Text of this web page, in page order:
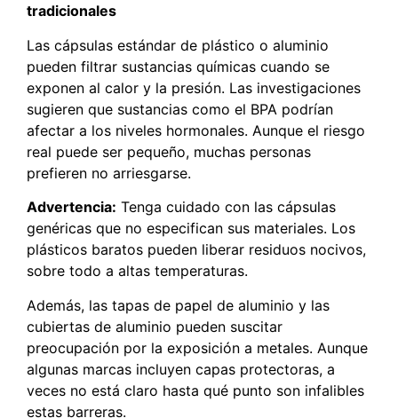
tradicionales
Las cápsulas estándar de plástico o aluminio
pueden filtrar sustancias químicas cuando se
exponen al calor y la presión. Las investigaciones
sugieren que sustancias como el BPA podrían
afectar a los niveles hormonales. Aunque el riesgo
real puede ser pequeño, muchas personas
prefieren no arriesgarse.
Advertencia: Tenga cuidado con las cápsulas
genéricas que no especifican sus materiales. Los
plásticos baratos pueden liberar residuos nocivos,
sobre todo a altas temperaturas.
Además, las tapas de papel de aluminio y las
cubiertas de aluminio pueden suscitar
preocupación por la exposición a metales. Aunque
algunas marcas incluyen capas protectoras, a
veces no está claro hasta qué punto son infalibles
estas barreras.